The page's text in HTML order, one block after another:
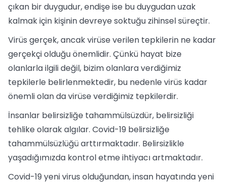
çıkan bir duygudur, endişe ise bu duygudan uzak
kalmak için kişinin devreye soktuğu zihinsel süreçtir.
Virüs gerçek, ancak virüse verilen tepkilerin ne kadar
gerçekçi olduğu önemlidir. Çünkü hayat bize
olanlarla ilgili değil, bizim olanlara verdiğimiz
tepkilerle belirlenmektedir, bu nedenle virüs kadar
önemli olan da virüse verdiğimiz tepkilerdir.
İnsanlar belirsizliğe tahammülsüzdür, belirsizliği
tehlike olarak algılar. Covid-19 belirsizliğe
tahammülsüzlüğü arttırmaktadır. Belirsizlikle
yaşadığımızda kontrol etme ihtiyacı artmaktadır.
Covid-19 yeni virus olduğundan, insan hayatında yeni